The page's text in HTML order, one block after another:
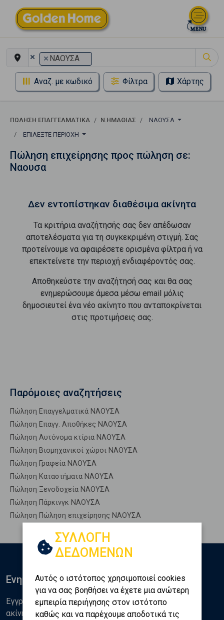
× × ΝΑΟΥΣΑ
Αναζ. με κωδικό Φίλτρα Χάρτης
ΠΏΛΗΣΗ ΕΠΑΓΓΕΛΜΑΤΙΚΆ Ν.ΗΜΑΘΙΑΣ
ΝΑΟΥΣΑ
ΕΠΙΛΈΞΤΕ ΠΕΡΙΟΧΉ
Πώληση επιχείρησης προς πώληση σε:
Ναουσα
Δεν εντοπίστηκαν διαθέσιμα ακίνητα
Τα κριτήρια αναζήτησής σας δεν απέδωσαν
αποτελέσματα για τη συγκεκριμένη στιγμή. Σας
προτείνουμε να αφαιρέσετε ορισμένα φίλτρα ή να
επεκτείνετε την περιοχή ενδιαφέροντός σας.
Αποθηκεύστε την αναζήτησή σας και θα σας
ενημερώσουμε άμεσα μέσω email μόλις
δημοσιευτεί ένα νέο ακίνητο που ανταποκρίνεται
στις προτιμήσεις σας.
Παρόμοιες αναζητήσεις
Πώληση Επαγγελματικά ΝΑΟΥΣΑ
Πώληση Επαγγ. Αποθήκες ΝΑΟΥΣΑ
Πώληση Αυτόνομα κτίρια ΝΑΟΥΣΑ
Πώληση Βιομηχανικοί χώροι ΝΑΟΥΣΑ
Πώληση Γραφεία ΝΑΟΥΣΑ
Πώληση Καταστήματα ΝΑΟΥΣΑ
Πώληση Ξενοδοχεία ΝΑΟΥΣΑ
Πώληση Πάρκινγκ ΝΑΟΥΣΑ
Πώληση Πώληση επιχείρησης ΝΑΟΥΣΑ
ΣΥΛΛΟΓΗ
ΔΕΔΟΜΕΝΩΝ
Αυτός ο ιστότοπος χρησιμοποιεί cookies
για να σας βοηθήσει να έχετε μια ανώτερη
εμπειρία περιήγησης στον ιστότοπο
καθώς και να παρέχουμε αποδοτικά τις
Ενημερωθείτε
Εγγραφείτε στο newsletter της Golden Home για νέα
ακίνητα, αναλύσεις και διάφορα θέματα της αγοράς